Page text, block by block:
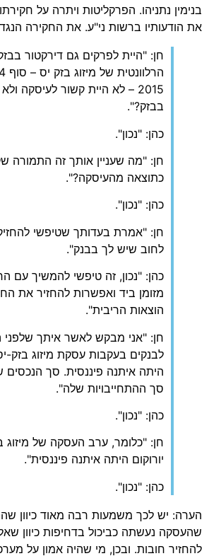
בנימין נתניהו. הפרקליטות ויתרה על
את הודעותיו ברשות ני"ע. את החקירה
חן: "היית לפרקים גם דירקטור
2015 – לא היית קשור לעיסקה
בבזק?".
כהן: "נכון".
חן: "מה שעניין אותך זה התמורה
כתוצאה מהעיסקה?".
כהן: "נכון".
חן: "אמרת בעדותך שטיפשי
לחוב שיש לך בבנק".
כהן: "נכון, זה טיפשי להמשיך עם
מזומן ביד ואפשרות להחזיר את
הוצאות הריבית".
חן: "אני מבקש לאשר איתך שלפני
לבנקים בעקבות עסקת מיזוג בזק-
היתה איתנה פיננסית. סך
סך ההתחייבויות שלה".
כהן: "נכון".
חן: "כלומר, ערב העסקה של מיזוג
יורוקום היתה איתנה פיננסית".
כהן: "נכון".
הערה: יש לכך משמעות רבה מאוד כיוון
שהעסקה נעשתה כביכול בדחיפות כיוון
להחזיר חובות. ובכן, מי שהיה אמון על